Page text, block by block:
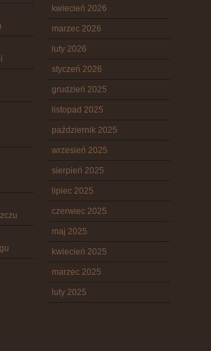
kwiecień 2026
marzec 2026
luty 2026
styczeń 2026
grudzień 2025
listopad 2025
październik 2025
wrzesień 2025
sierpień 2025
lipiec 2025
czerwiec 2025
maj 2025
kwiecień 2025
marzec 2025
luty 2025